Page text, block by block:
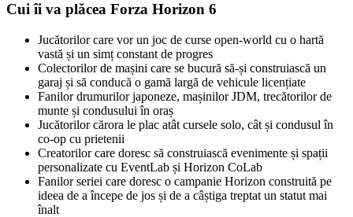
Cui îi va plăcea Forza Horizon 6
Jucătorilor care vor un joc de curse open‑world cu o hartă
vastă și un simț constant de progres
Colectorilor de mașini care se bucură să‑și construiască un
garaj și să conducă o gamă largă de vehicule licențiate
Fanilor drumurilor japoneze, mașinilor JDM, trecătorilor de
munte și condusului în oraș
Jucătorilor cărora le plac atât cursele solo, cât și condusul în
co‑op cu prietenii
Creatorilor care doresc să construiască evenimente și spații
personalizate cu EventLab și Horizon CoLab
Fanilor seriei care doresc o campanie Horizon construită pe
ideea de a începe de jos și de a câștiga treptat un statut mai
înalt